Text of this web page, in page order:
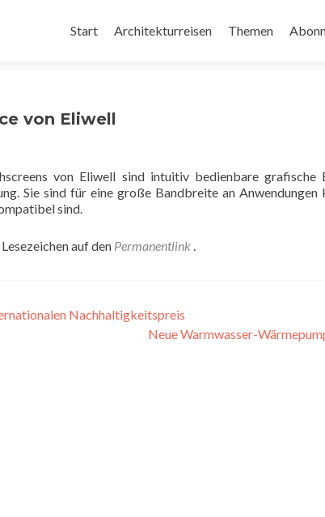
Inhalt
Start Architekturreisen Themen
von Eliwell
von Eliwell sind intuitiv bedienbare grafische
Sie sind für eine große Bandbreite an
sind.
Lesezeichen auf den Permanentlink .
Nachhaltigkeitspreis
Neue Warmwasser-